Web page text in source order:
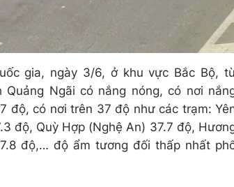
gia, ngày 3/6, ở khu vực Bắc Bộ,
Ngãi có nắng nóng, có nơi
độ, có nơi trên 37 độ như các trạm:
độ, Quỳ Hợp (Nghệ An) 37.7 độ,
độ,… độ ẩm tương đối thấp nhất